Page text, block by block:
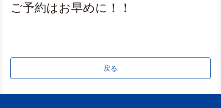
ご予約はお早めに！！
戻る